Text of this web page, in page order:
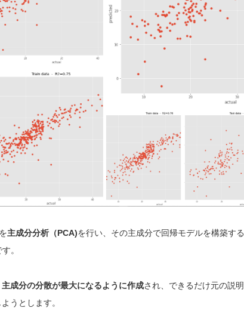
主成分分析（PCA)を行い、その主成分で回帰モデルを構築する
。
主成分の分散が最大になるように作成され、できるだけ元の説
うとします。